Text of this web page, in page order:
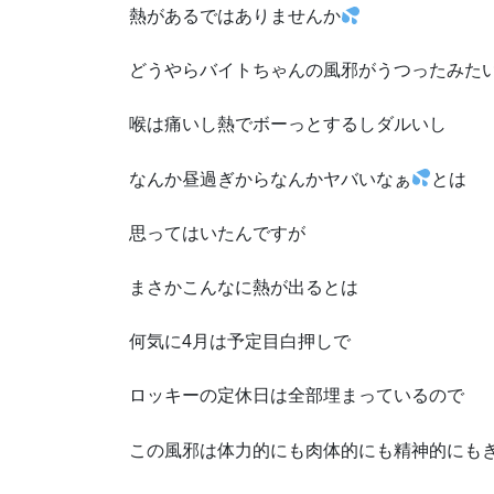
熱があるではありませんか
どうやらバイトちゃんの風邪がうつったみた
喉は痛いし熱でボーっとするしダルいし
なんか昼過ぎからなんかヤバいなぁ とは
思ってはいたんですが
まさかこんなに熱が出るとは
何気に4月は予定目白押しで
ロッキーの定休日は全部埋まっているので
この風邪は体力的にも肉体的にも精神的にも